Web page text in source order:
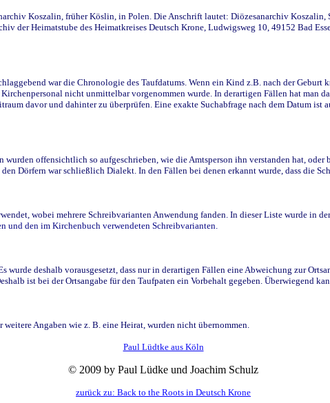
Koszalin, früher Köslin, in Polen. Die Anschrift lautet: Diözesanarchiv
der Heimatstube des Heimatkreises Deutsch Krone, Ludwigsweg 10, 49152 Bad
war die Chronologie des Taufdatums. Wenn ein Kind z.B. nach der
nicht unmittelbar vorgenommen wurde. In derartigen Fällen hat man
davor und dahinter zu überprüfen. Eine exakte Suchabfrage nach dem Datum ist
offensichtlich so aufgeschrieben, wie die Amtsperson ihn verstanden hat, oder
Dörfern war schließlich Dialekt. In den Fällen bei denen erkannt wurde, dass die
wobei mehrere Schreibvarianten Anwendung fanden. In dieser Liste wurde in
und den im Kirchenbuch verwendeten Schreibvarianten.
deshalb vorausgesetzt, dass nur in derartigen Fällen eine Abweichung zur
ist bei der Ortsangabe für den Taufpaten ein Vorbehalt gegeben. Überwiegend
Angaben wie z. B. eine Heirat, wurden nicht übernommen.
Paul Lüdtke aus Köln
© 2009 by Paul Lüdke und Joachim Schulz
zurück zu: Back to the Roots in Deutsch Krone